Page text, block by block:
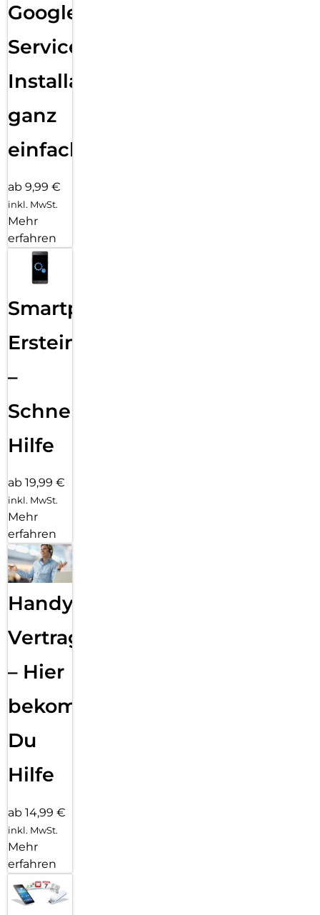
Google
Services
Installation
ganz
einfach
ab 9,99 €
inkl. MwSt.
Mehr
erfahren
Smartphone
Ersteinrichtung
–
Schnelle
Hilfe
ab 19,99 €
inkl. MwSt.
Mehr
erfahren
Handy
Vertragsabwicklung
– Hier
bekommst
Du
Hilfe
ab 14,99 €
inkl. MwSt.
Mehr
erfahren